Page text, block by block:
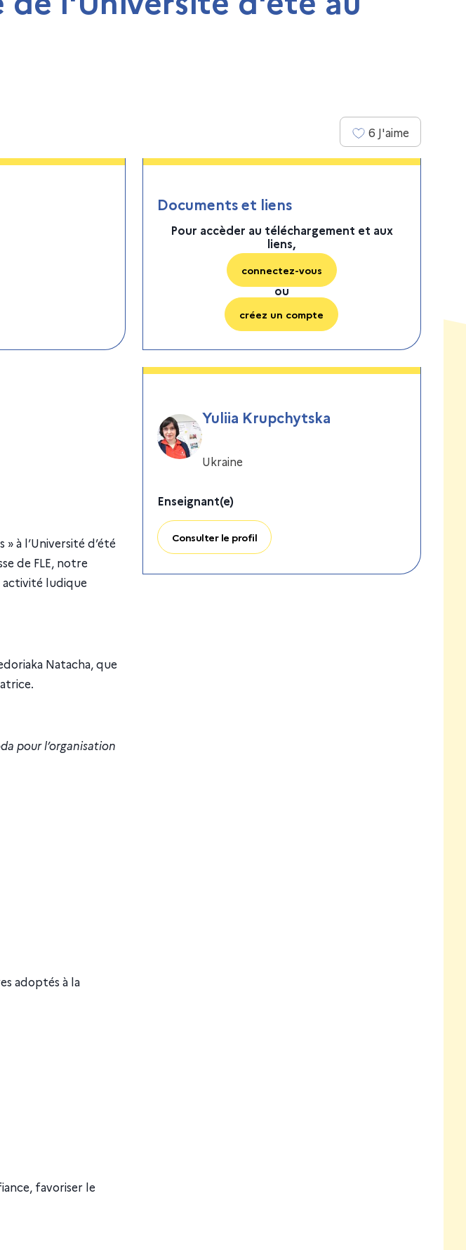
6 J'aime
Documents et liens
Pour accèder au téléchargement et aux
liens,
connectez-vous
ou
créez un compte
à l’Université d’été
de FLE, notre
activité ludique
Natacha, que
pour l’organisation
adoptés à la
favoriser le
Yuliia Krupchytska
Ukraine
Enseignant(e)
Consulter le profil